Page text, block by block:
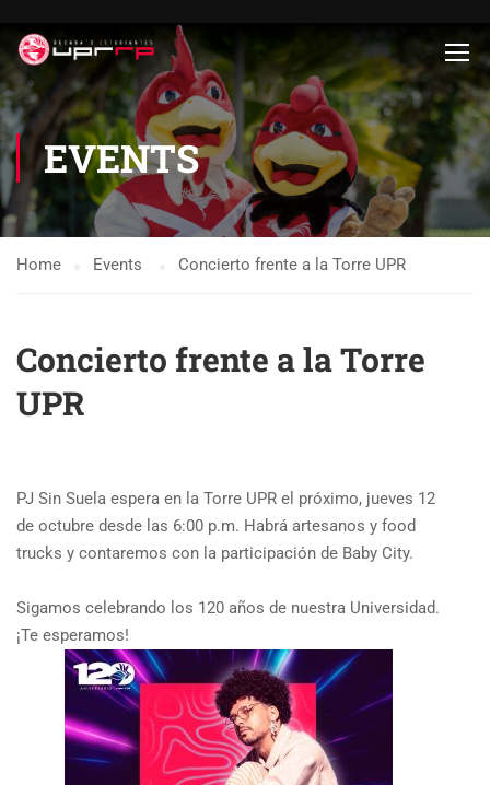
EVENTS
Home Events Concierto frente a la Torre UPR
Concierto frente a la Torre
UPR
PJ Sin Suela espera en la Torre UPR el próximo, jueves 12
de octubre desde las 6:00 p.m. Habrá artesanos y food
trucks y contaremos con la participación de Baby City.
Sigamos celebrando los 120 años de nuestra Universidad.
¡Te esperamos!